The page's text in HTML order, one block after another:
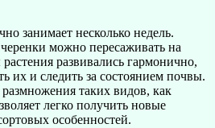
занимает несколько недель.
можно пересаживать на
развивались гармонично,
их и следить за состоянием почвы.
таких видов, как
легко получить новые
особенностей.